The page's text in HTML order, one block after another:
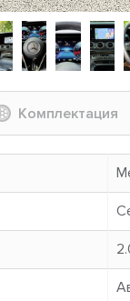
Комплектация